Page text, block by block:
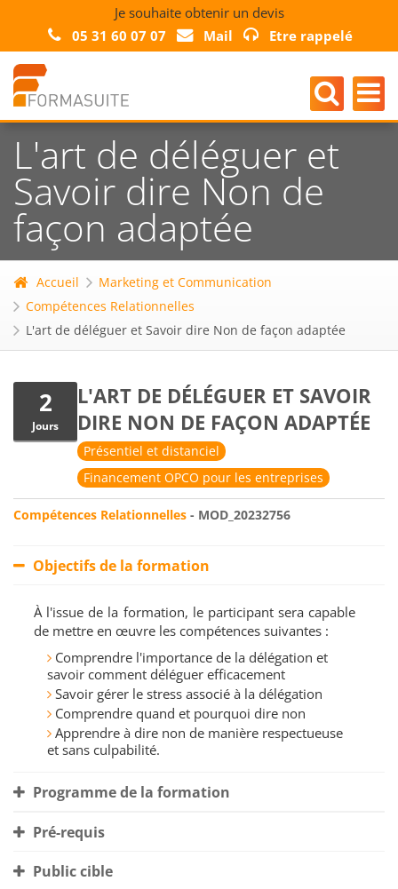
Je souhaite obtenir un devis
05 31 60 07 07
Mail Etre rappelé
L'art de déléguer et
Savoir dire Non de
façon adaptée
Accueil
Marketing et Communication
Compétences Relationnelles
L'art de déléguer et Savoir dire Non de façon adaptée
2
Jours
L'ART DE DÉLÉGUER ET SAVOIR
DIRE NON DE FAÇON ADAPTÉE
Présentiel et distanciel
Financement OPCO pour les entreprises
Compétences Relationnelles - MOD_20232756
Objectifs de la formation
À l'issue de la formation, le participant sera capable
de mettre en œuvre les compétences suivantes :
Comprendre l'importance de la délégation et
savoir comment déléguer efficacement
Savoir gérer le stress associé à la délégation
Comprendre quand et pourquoi dire non
Apprendre à dire non de manière respectueuse
et sans culpabilité.
Programme de la formation
Pré-requis
Public cible